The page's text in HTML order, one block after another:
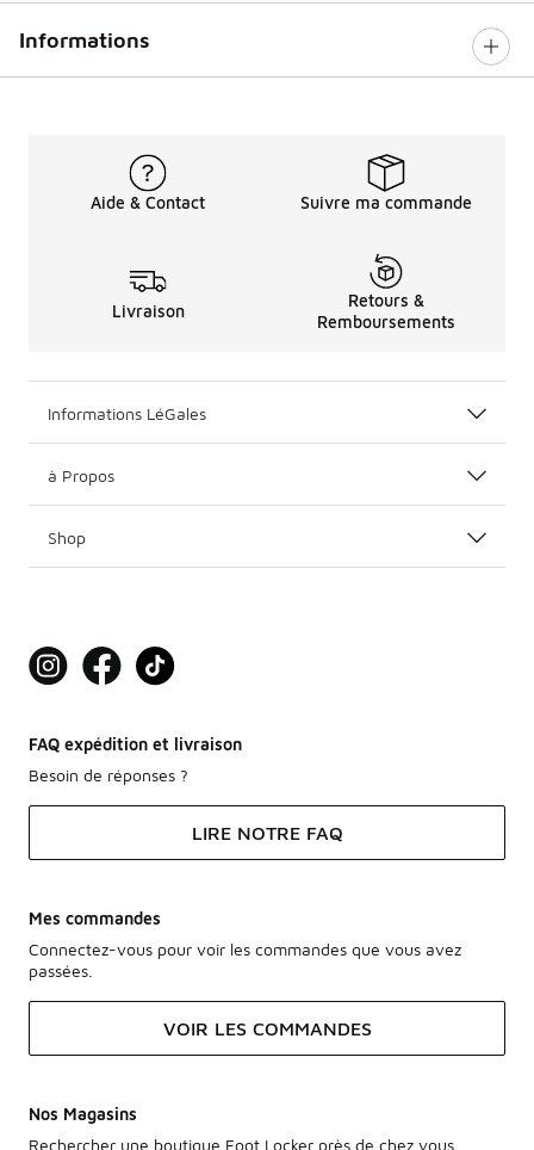
Informations
Aide & Contact Suivre ma commande
Livraison
Retours &
Remboursements
Informations LéGales
à Propos
Shop
FAQ expédition et livraison
Besoin de réponses ?
LIRE NOTRE FAQ
Mes commandes
Connectez-vous pour voir les commandes que vous avez
passées.
VOIR LES COMMANDES
Nos Magasins
Rechercher une boutique Foot Locker près de chez vous.